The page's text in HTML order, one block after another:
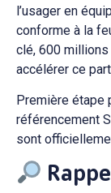
l’usager en
conforme à la
clé, 600
accélérer ce
Première étape
référencement
sont